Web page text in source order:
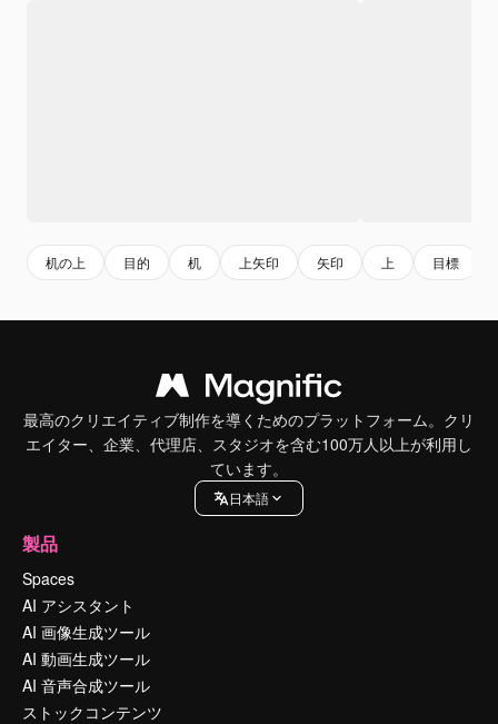
机の上 目的 机 上矢印 矢印 上 目標
最高のクリエイティブ制作を導くためのプラットフォーム。クリ
エイター、企業、代理店、スタジオを含む100万人以上が利用し
ています。
日本語
製品
Spaces
AI アシスタント
AI 画像生成ツール
AI 動画生成ツール
AI 音声合成ツール
ストックコンテンツ